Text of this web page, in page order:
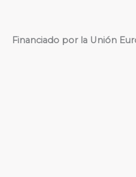
Financiado por la Unión